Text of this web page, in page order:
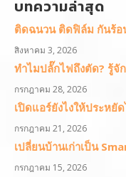
บทความล่าสุด
ติดฉนวน ติดฟิล์ม กันร้อ
สิงหาคม 3, 2026
ทำไมปลั๊กไฟถึงตัด? รู้จั
กรกฎาคม 28, 2026
เปิดแอร์ยังไงให้ประหยั
กรกฎาคม 21, 2026
เปลี่ยนบ้านเก่าเป็น
กรกฎาคม 15, 2026